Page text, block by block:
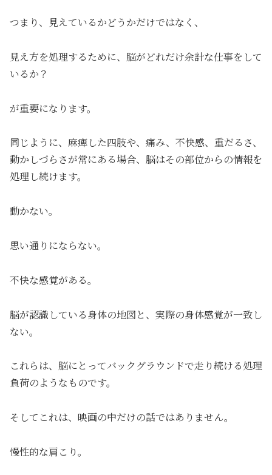
つまり、見えているかどうかだけではなく、
見え方を処理するために、脳がどれだけ余計な仕事をして
いるか？
が重要になります。
同じように、麻痺した四肢や、痛み、不快感、重だるさ、
動かしづらさが常にある場合、脳はその部位からの情報を
処理し続けます。
動かない。
思い通りにならない。
不快な感覚がある。
脳が認識している身体の地図と、実際の身体感覚が一致し
ない。
これらは、脳にとってバックグラウンドで走り続ける処理
負荷のようなものです。
そしてこれは、映画の中だけの話ではありません。
慢性的な肩こり。